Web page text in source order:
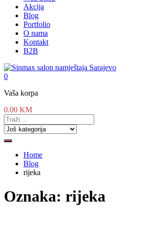
Akcija
Blog
Portfolio
O nama
Kontakt
B2B
0
Vaša korpa
0.00 KM
Home
Blog
rijeka
Oznaka: rijeka